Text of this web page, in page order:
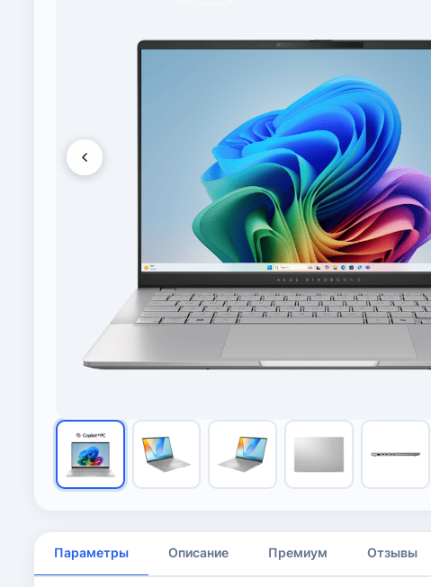
Параметры Описание Премиум Отзывы